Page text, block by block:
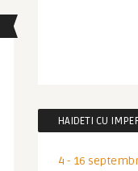
HAIDETI CU
4 - 16